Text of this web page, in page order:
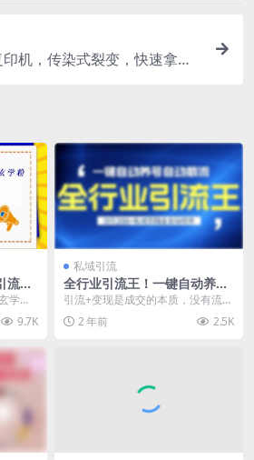
机，传染式裂变，快速拿结
流玄
期多
】
学
变
9.7K
私域引流
全行业引流王！一键自动养
号，自动截流，日引私域200
+，安全无风险
引流+变现是成交的本质，没有流量
你啥都不是！空谈长篇大论也没
用！无法变现全都是废...
2 年前 2.5K